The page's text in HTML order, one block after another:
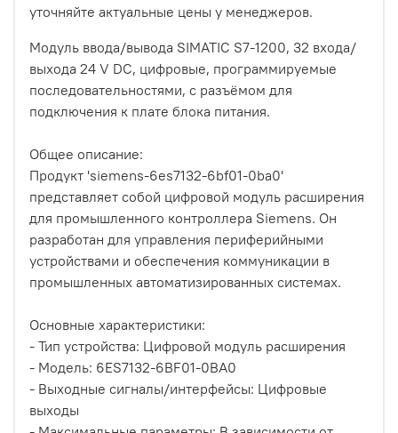
уточняйте актуальные цены у менеджеров.
Модуль ввода/вывода SIMATIC S7-1200, 32 входа/
выхода 24 V DC, цифровые, программируемые
последовательностями, с разъёмом для
подключения к плате блока питания.
Общее описание:
Продукт 'siemens-6es7132-6bf01-0ba0'
представляет собой цифровой модуль расширения
для промышленного контроллера Siemens. Он
разработан для управления периферийными
устройствами и обеспечения коммуникации в
промышленных автоматизированных системах.
Основные характеристики:
- Тип устройства: Цифровой модуль расширения
- Модель: 6ES7132-6BF01-0BA0
- Выходные сигналы/интерфейсы: Цифровые
выходы